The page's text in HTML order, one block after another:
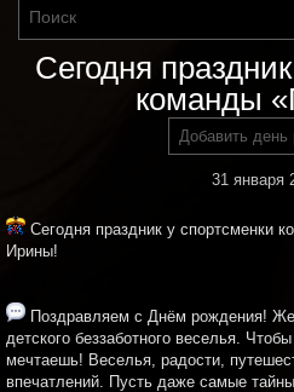
Сегодня
команды
Добавить день
31 января
Сегодня праздник у спортсменки
Ирины!
Поздравляем с Днём рождения!
детского беззаботного веселья.
мечтаешь! Веселья, радости,
впечатлений. Пусть даже самые